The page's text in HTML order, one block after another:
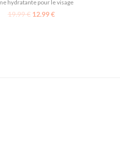
hydratante pour le visage
19.99€ 12.99€